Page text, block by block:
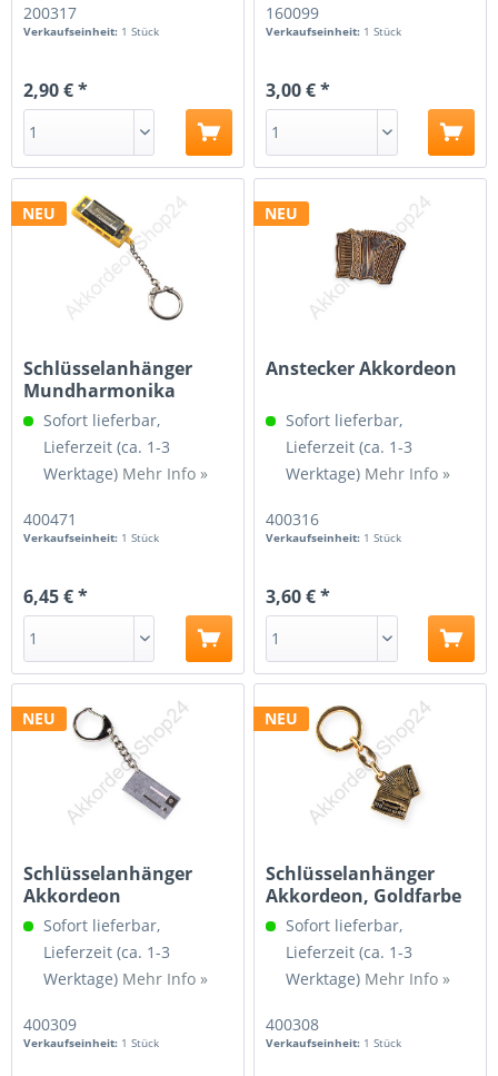
200317
Verkaufseinheit: 1 Stück
2,90 € *
160099
Verkaufseinheit: 1 Stück
3,00 € *
NEU
Schlüsselanhänger
Mundharmonika
Sofort lieferbar,
Lieferzeit (ca. 1-3
Werktage) Mehr Info »
400471
Verkaufseinheit: 1 Stück
6,45 € *
NEU
Anstecker Akkordeon
Sofort lieferbar,
Lieferzeit (ca. 1-3
Werktage) Mehr Info »
400316
Verkaufseinheit: 1 Stück
3,60 € *
NEU
Schlüsselanhänger
Akkordeon
Stimmplatte
Sofort lieferbar,
Lieferzeit (ca. 1-3
Werktage) Mehr Info »
400309
Verkaufseinheit: 1 Stück
NEU
Schlüsselanhänger
Akkordeon, Goldfarbe
Sofort lieferbar,
Lieferzeit (ca. 1-3
Werktage) Mehr Info »
400308
Verkaufseinheit: 1 Stück